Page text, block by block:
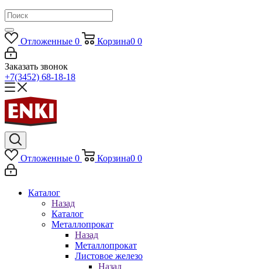
Отложенные 0 Корзина0 0
Заказать звонок
+7(3452) 68-18-18
Отложенные 0 Корзина0 0
Каталог
Назад
Каталог
Металлопрокат
Назад
Металлопрокат
Листовое железо
Назад